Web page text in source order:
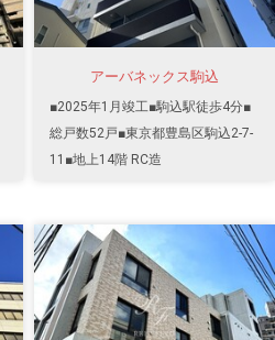
アーバネックス駒込
■2025年1月竣工■駒込駅徒歩4分■
総戸数52戸■東京都豊島区駒込2-7-
11■地上14階 RC造